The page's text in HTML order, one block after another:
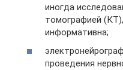
иногда
томографией
информативна;
проведения